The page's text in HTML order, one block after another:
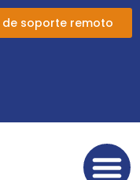
soporte remoto